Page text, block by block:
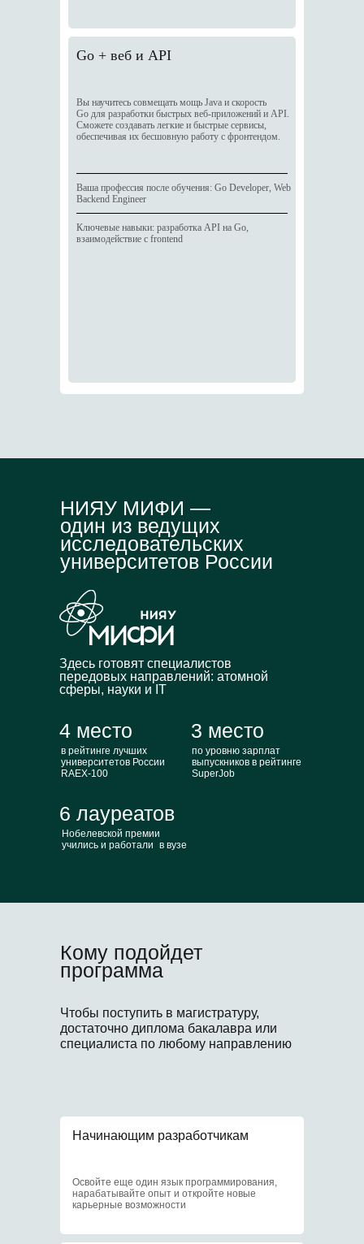
Go + веб и API
Вы научитесь совмещать мощь Java и скорость
Go для разработки быстрых веб-приложений и API.
Сможете создавать легкие и быстрые сервисы,
обеспечивая их бесшовную работу с фронтендом.
Ваша профессия после обучения: Go Developer, Web
Backend Engineer
Ключевые навыки: разработка API на Go,
взаимодействие с frontend
НИЯУ МИФИ —
один из ведущих
исследовательских
университетов России
Здесь готовят специалистов
передовых направлений: атомной
сферы, науки и IT
Нобелевской премии
учились и работали в вузе
6 лауреатов
в рейтинге лучших
университетов России
RAEX-100
4 место
по уровню зарплат
выпускников в рейтинге
SuperJob
3 место
Кому подойдет
программа
Чтобы поступить в магистратуру,
достаточно диплома бакалавра или
специалиста по любому направлению
Начинающим разработчикам
Освойте еще один язык программирования,
нарабатывайте опыт и откройте новые
карьерные возможности
Что еще?
Бонусы очных студентов
Образовательный
кредит под 3%